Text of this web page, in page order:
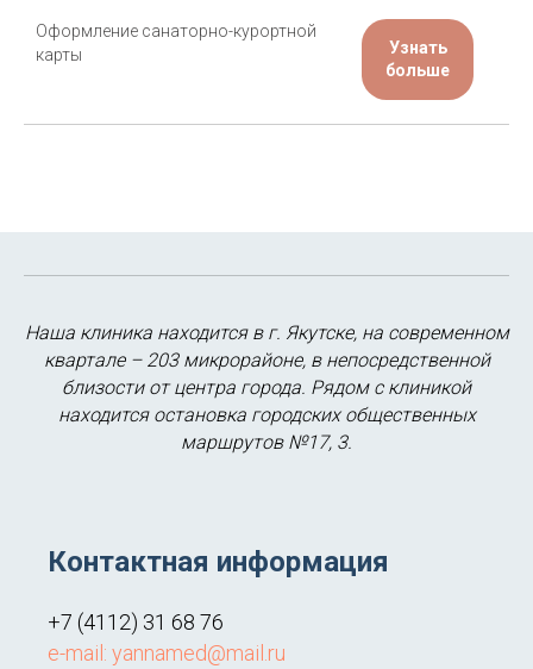
Оформление санаторно-курортной
карты
Узнать
больше
Наша клиника находится в г. Якутске, на современном
квартале – 203 микрорайоне, в непосредственной
близости от центра города. Рядом с клиникой
находится остановка городских общественных
маршрутов №17, 3.
Контактная информация
+7 (4112) 31 68 76
e-mail: yannamed@mail.ru